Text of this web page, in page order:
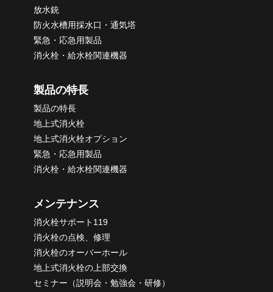
放水銃
防火水槽用採水口・通気塔
緊急・応急用製品
消火栓・給水栓関連機器
製品の特長
製品の特長
地上式消火栓
地上式消火栓オプション
緊急・応急用製品
消火栓・給水栓関連機器
メンテナンス
消火栓サポート119
消火栓の点検、修理
消火栓のオーバーホール
地上式消火栓の上部交換
セミナー（説明会・勉強会・研修）